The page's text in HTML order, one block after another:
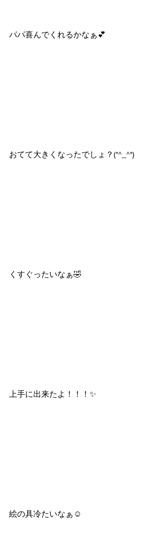
パパ喜んでくれるかなぁ💕
おてて大きくなったでしょ？(*^_^*)
くすぐったいなぁ🤣
上手に出来たよ！！！✨
絵の具冷たいなぁ☺